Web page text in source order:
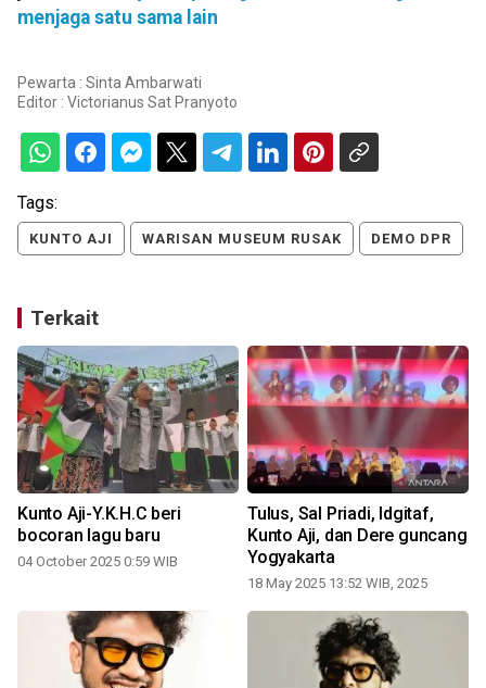
menjaga satu sama lain
Pewarta : Sinta Ambarwati
Editor : Victorianus Sat Pranyoto
Tags:
KUNTO AJI WARISAN MUSEUM RUSAK DEMO DPR
Terkait
Kunto Aji-Y.K.H.C beri
bocoran lagu baru
04 October 2025 0:59 WIB
Tulus, Sal Priadi, Idgitaf,
Kunto Aji, dan Dere guncang
Yogyakarta
18 May 2025 13:52 WIB, 2025